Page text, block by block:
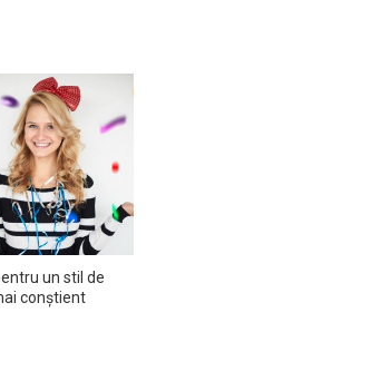
un stil de
conștient